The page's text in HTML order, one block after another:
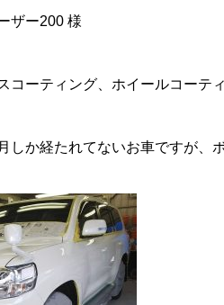
ザー200 様
コーティング、ホイールコーテ
しか経たれてないお車ですが、